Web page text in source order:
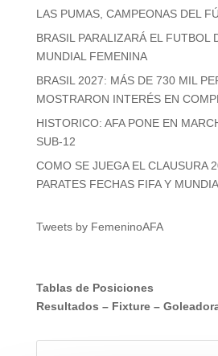
LAS PUMAS, CAMPEONAS DEL
BRASIL PARALIZARÁ EL FUTBOL
MUNDIAL FEMENINA
BRASIL 2027: MÁS DE 730 MIL
MOSTRARON INTERÉS EN
HISTORICO: AFA PONE EN
SUB-12
COMO SE JUEGA EL CLAUSURA
PARATES FECHAS FIFA Y
Tweets by FemeninoAFA
Tablas de Posiciones
Resultados – Fixture–